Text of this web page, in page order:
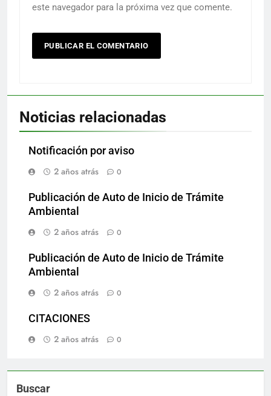
este navegador para la próxima vez que comente.
Noticias relacionadas
Notificación por aviso
2 años atrás
0
Publicación de Auto de Inicio de Trámite
Ambiental
2 años atrás
0
Publicación de Auto de Inicio de Trámite
Ambiental
2 años atrás
0
CITACIONES
2 años atrás
0
Buscar